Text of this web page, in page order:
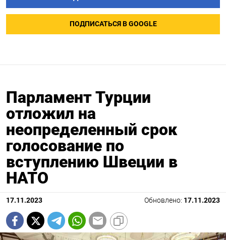
ПОДПИСАТЬСЯ В GOOGLE
Парламент Турции
отложил на
неопределенный срок
голосование по
вступлению Швеции в
НАТО
17.11.2023 Обновлено: 17.11.2023